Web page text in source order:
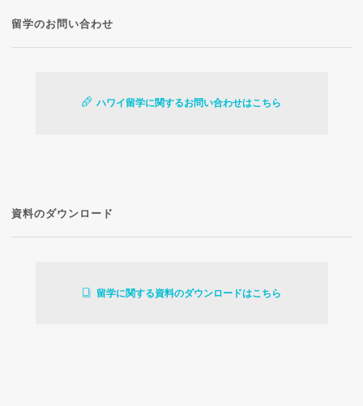
留学のお問い合わせ
ハワイ留学に関するお問い合わせはこちら
資料のダウンロード
留学に関する資料のダウンロードはこちら